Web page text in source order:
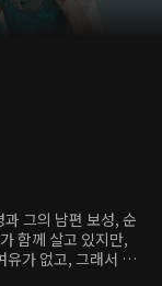
그의 남편 보성, 순
함께 살고 있지만,
유가 없고, 그래서 사